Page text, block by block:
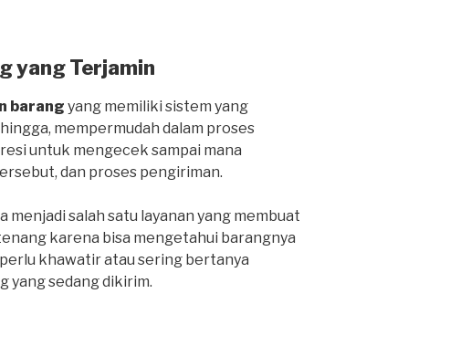
yang Terjamin
barang yang memiliki sistem yang
mempermudah dalam proses
untuk mengecek sampai mana
dan proses pengiriman.
menjadi salah satu layanan yang membuat
karena bisa mengetahui barangnya
perlu khawatir atau sering bertanya
yang sedang dikirim.